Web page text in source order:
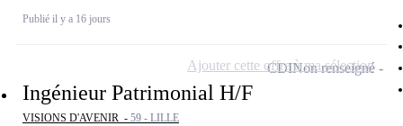
Publié il y a 16 jours
Ingénieur Patrimonial H/F
VISIONS D'AVENIR - 59 - LILLE
CDINon renseigné
Ajouter cette offre à ma sélection